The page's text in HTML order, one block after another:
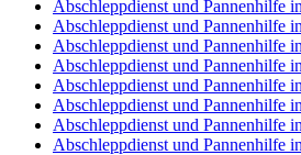
Abschleppdienst und Pannenhilfe
Abschleppdienst und Pannenhilfe
Abschleppdienst und Pannenhilfe
Abschleppdienst und Pannenhilfe
Abschleppdienst und Pannenhilfe
Abschleppdienst und Pannenhilfe
Abschleppdienst und Pannenhilfe
Abschleppdienst und Pannenhilfe